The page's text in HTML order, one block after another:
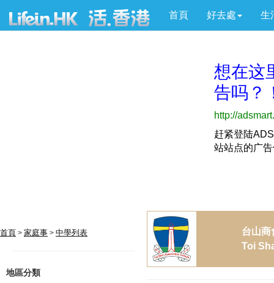
首頁 好去處 生
首頁 > 家庭事 > 中學列表
地區分類
台山商
Toi